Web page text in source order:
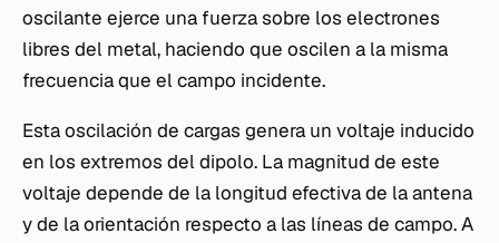
oscilante ejerce una fuerza sobre los electrones
libres del metal, haciendo que oscilen a la misma
frecuencia que el campo incidente.
Esta oscilación de cargas genera un voltaje inducido
en los extremos del dipolo. La magnitud de este
voltaje depende de la longitud efectiva de la antena
y de la orientación respecto a las líneas de campo. A